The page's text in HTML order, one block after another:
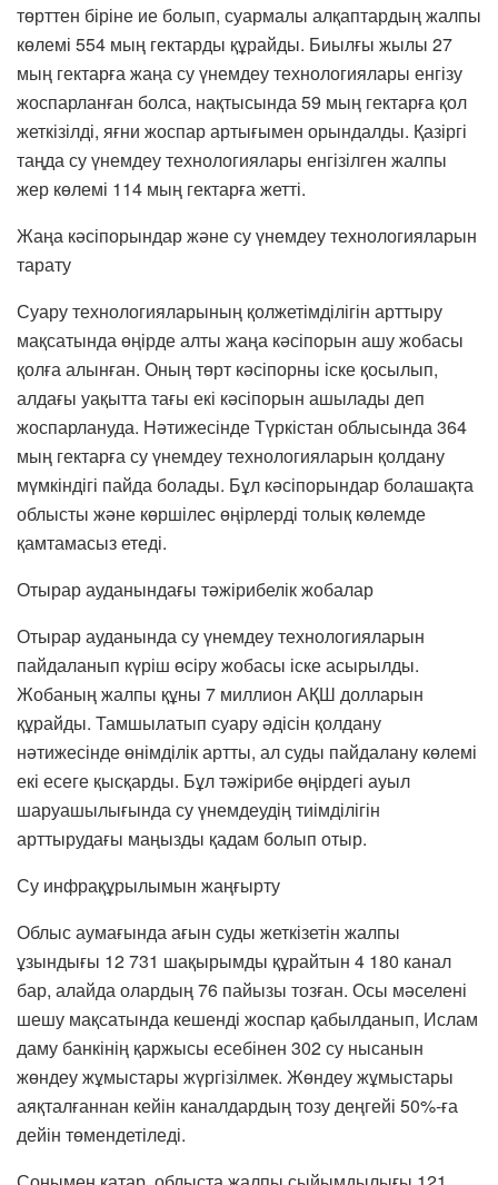
төрттен біріне ие болып, суармалы алқаптардың жалпы
көлемі 554 мың гектарды құрайды. Биылғы жылы 27
мың гектарға жаңа су үнемдеу технологиялары енгізу
жоспарланған болса, нақтысында 59 мың гектарға қол
жеткізілді, яғни жоспар артығымен орындалды. Қазіргі
таңда су үнемдеу технологиялары енгізілген жалпы
жер көлемі 114 мың гектарға жетті.
Жаңа кәсіпорындар және су үнемдеу технологияларын
тарату
Суару технологияларының қолжетімділігін арттыру
мақсатында өңірде алты жаңа кәсіпорын ашу жобасы
қолға алынған. Оның төрт кәсіпорны іске қосылып,
алдағы уақытта тағы екі кәсіпорын ашылады деп
жоспарлануда. Нәтижесінде Түркістан облысында 364
мың гектарға су үнемдеу технологияларын қолдану
мүмкіндігі пайда болады. Бұл кәсіпорындар болашақта
облысты және көршілес өңірлерді толық көлемде
қамтамасыз етеді.
Отырар ауданындағы тәжірибелік жобалар
Отырар ауданында су үнемдеу технологияларын
пайдаланып күріш өсіру жобасы іске асырылды.
Жобаның жалпы құны 7 миллион АҚШ долларын
құрайды. Тамшылатып суару әдісін қолдану
нәтижесінде өнімділік артты, ал суды пайдалану көлемі
екі есеге қысқарды. Бұл тәжірибе өңірдегі ауыл
шаруашылығында су үнемдеудің тиімділігін
арттырудағы маңызды қадам болып отыр.
Су инфрақұрылымын жаңғырту
Облыс аумағында ағын суды жеткізетін жалпы
ұзындығы 12 731 шақырымды құрайтын 4 180 канал
бар, алайда олардың 76 пайызы тозған. Осы мәселені
шешу мақсатында кешенді жоспар қабылданып, Ислам
даму банкінің қаржысы есебінен 302 су нысанын
жөндеу жұмыстары жүргізілмек. Жөндеу жұмыстары
аяқталғаннан кейін каналдардың тозу деңгейі 50%-ға
дейін төмендетіледі.